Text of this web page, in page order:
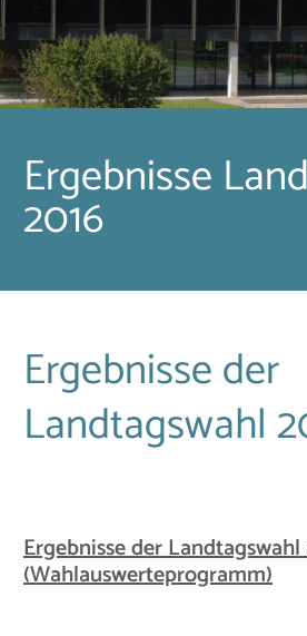
Ergebnisse
2016
Ergebnisse der
Landtagswahl
Ergebnisse der
(Wahlauswerteprogramm)